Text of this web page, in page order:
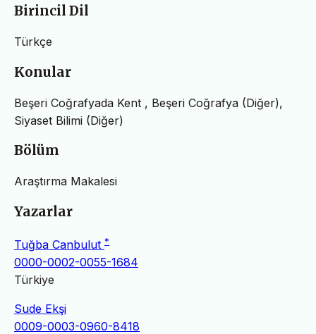
Birincil Dil
Türkçe
Konular
Beşeri Coğrafyada Kent , Beşeri Coğrafya (Diğer),
Siyaset Bilimi (Diğer)
Bölüm
Araştırma Makalesi
Yazarlar
Tuğba Canbulut *
0000-0002-0055-1684
Türkiye
Sude Ekşi
0009-0003-0960-8418